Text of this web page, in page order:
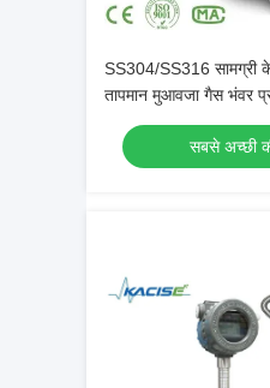
SS304/SS316 सामग्री
तापमान मुआवजा गैस भंवर
सबसे अच्छी